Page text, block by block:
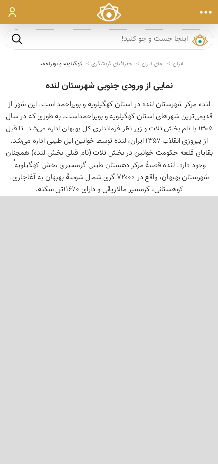
ورود
جست و
ایران نمای ایران جغرافیای گردشگری کهگیلویه و بویراحمد
نمایی از ورودی جنوبی شهرستان لنده
لنده مرکز شهرستان لنده در استان کهگیلویه و بویراحمد است. این شهر از
قدیمی‌ترین شهرهای استان کهگیلویه و بویراحمداست، به طوری که در سال
۱۳۰۵ با نام بخش ثلاث و زیر نظر فرمانداری کل بهبهان اداره می‌شد. تا قبل
از پیروزی انقلاب ۱۳۵۷ ایران، لنده توسط خوانین ایل طیبی اداره می‌شد.
بقایای قلعه حکومت خوانین در بخش ثلاث (نام قبلی بخش لنده) همچنان
وجود دارد. لنده قصبهٔ مرکز دهستان طیبی گرمسیری بخش کهگیلویه ٔ
شهرستان بهبهان، واقع در ۷۲۰۰۰ گزی شمال شوسهٔ بهبهان به آغاجاری.
کوهستانی، گرمسیر مالاریائی و دارای 11670تن سکنه.